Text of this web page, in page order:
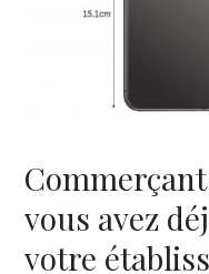
vous avez
votre